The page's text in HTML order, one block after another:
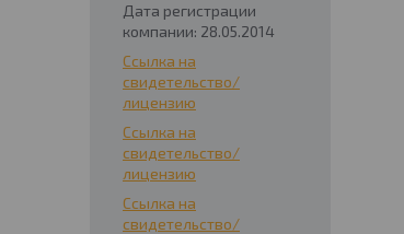
Дата регистрации
компании: 28.05.2014
Ссылка на
свидетельство/
лицензию
Ссылка на
свидетельство/
лицензию
Ссылка на
свидетельство/